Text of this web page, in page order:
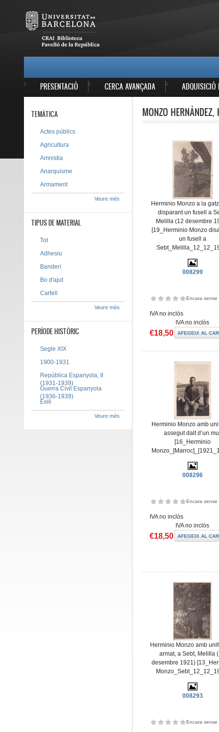
PRESENTACIÓ CERCA AVANÇADA ADQUISICIÓ
MONZO
Herminio Monzo a la
disparant un fusell a
Melilla (12 desembre
[19_Herminio Monzo
un fusell a
008299
Encara sense
IVA no inclòs
IVA no inclòs
€18,50
Herminio Monzo amb
assegut dalt d’un
[16_Herminio
008296
Encara sense
IVA no inclòs
IVA no inclòs
€18,50
Herminio Monzo amb
armat, a Sebt, Melilla
desembre 1921)
008293
Encara sense
TEMÀTICA
Actes públics
Agricultura
Amnistia
Anarquisme
Armament
Veure més
TIPUS DE MATERIAL
Tot
Adhesiu
Banderí
Bo d'ajut
Cartell
Veure més
PERÍODE HISTÒRIC
Segle XIX
1900-1931
República Espanyola, II
(1931-1939)
Guerra Civil Espanyola
(1936-1939)
Exili
Veure més